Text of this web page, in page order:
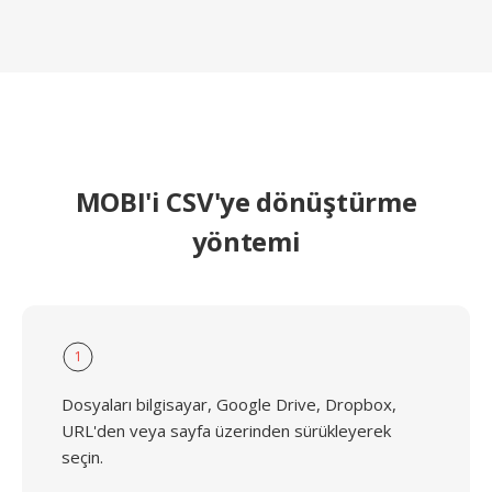
MOBI'i CSV'ye dönüştürme
yöntemi
1
Dosyaları bilgisayar, Google Drive, Dropbox,
URL'den veya sayfa üzerinden sürükleyerek
seçin.